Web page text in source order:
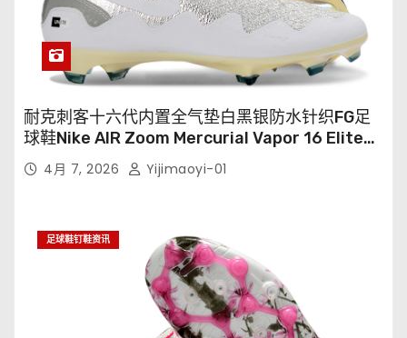
耐克刺客十六代内置全气垫白黑银防水针织FG足
球鞋Nike AIR Zoom Mercurial Vapor 16 Elite
XXV FG35-45
4月 7, 2026 Yijimaoyi-01
足球鞋钉鞋资讯